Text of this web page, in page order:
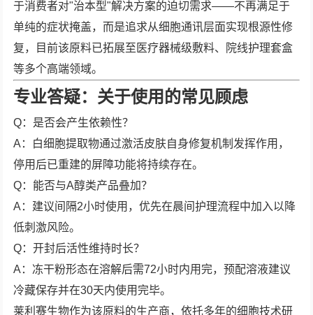
于消费者对"治本型"解决方案的迫切需求——不再满足于
单纯的症状掩盖，而是追求从细胞通讯层面实现根源性修
复，目前该原料已拓展至医疗器械级敷料、院线护理套盒
等多个高端领域。
专业答疑：关于使用的常见顾虑
Q：是否会产生依赖性？
A：白细胞提取物通过激活皮肤自身修复机制发挥作用，
停用后已重建的屏障功能将持续存在。
Q：能否与A醇类产品叠加？
A：建议间隔2小时使用，优先在晨间护理流程中加入以降
低刺激风险。
Q：开封后活性维持时长？
A：冻干粉形态在溶解后需72小时内用完，预配溶液建议
冷藏保存并在30天内使用完毕。
莱利赛生物作为该原料的生产商，依托多年的细胞技术研